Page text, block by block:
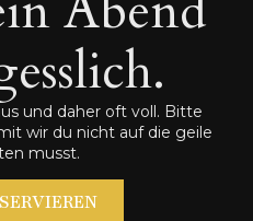
und daher oft voll. Bitte
wir du nicht auf die geile
musst.